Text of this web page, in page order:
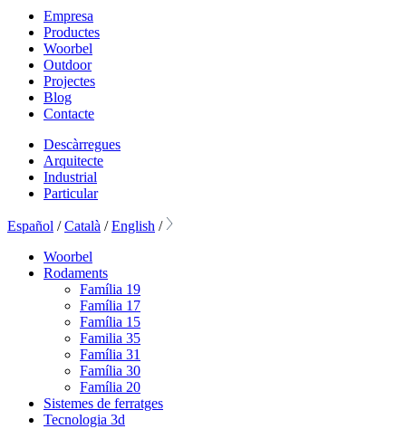
Empresa
Productes
Woorbel
Outdoor
Projectes
Blog
Contacte
Descàrregues
Arquitecte
Industrial
Particular
Español /Català /English /
Woorbel
Rodaments
Família 19
Família 17
Família 15
Familia 35
Família 31
Família 30
Família 20
Sistemes de ferratges
Tecnologia 3d